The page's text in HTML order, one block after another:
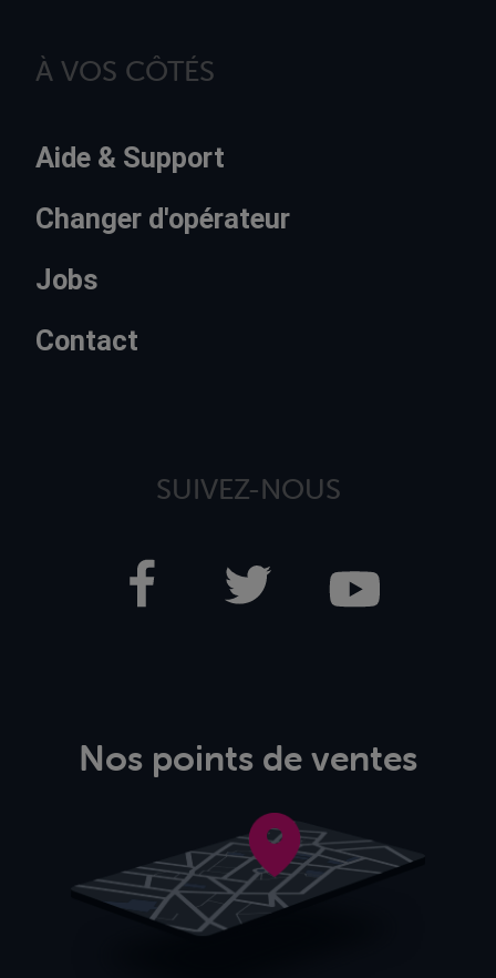
À VOS CÔTÉS
Aide & Support
Changer d'opérateur
Jobs
Contact
SUIVEZ-NOUS
Nos points de ventes